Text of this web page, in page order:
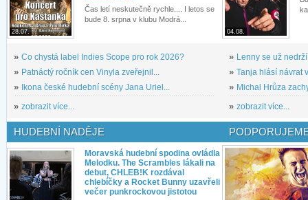
28.07.
Čas letí neskutečně rychle.... I letos se
bude 8. srpna v klubu Modrá...
» Co chystá label Indies Scope pro rok 2026?
» Patnáctý ročník cen Vinyla zveřejnil...
» Ikona české hudební scény Jana Uriel...
» zobrazit více...
04.08.
» Lenny se už
» Tanja hlásí návrat
» Michal Hrůza
» zobrazit více...
HUDEBNÍ NADĚJE
Moravská hudební spodina ovládla
Melodku. The Scrambles lákali na
debut, CHLEB!K rozdával
chlebíčky a Rocket Bunny uzavřeli
večer punkrockovou jistotou